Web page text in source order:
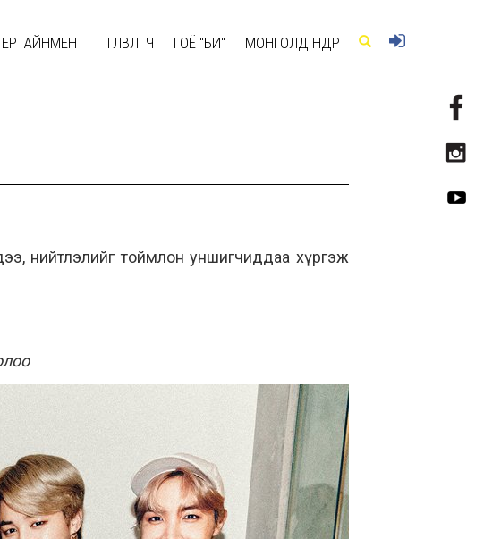
ТӨЛӨВЛӨГЧ ГОЁ "БИ" МОНГОЛД ӨНӨӨДӨР
нийтлэлийг тоймлон уншигчиддаа хүргэж